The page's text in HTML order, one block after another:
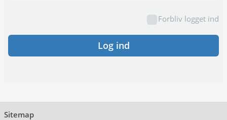
Forbliv logget ind
Log ind
Sitemap